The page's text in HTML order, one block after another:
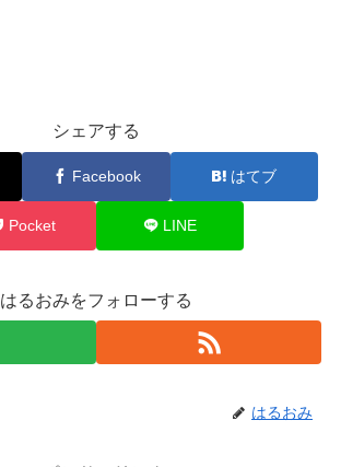
シェアする
Facebook はてブ
Pocket LINE
はるおみをフォローする
はるおみ